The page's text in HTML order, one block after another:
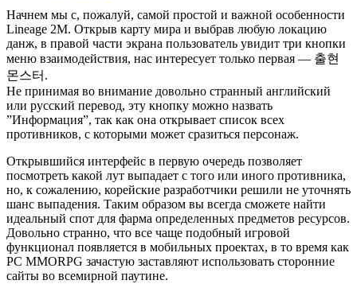
Начнем мы с, пожалуй, самой простой и важной особенности
Lineage 2M. Открыв карту мира и выбрав любую локацию
данж, в правой части экрана пользователь увидит три кнопки
меню взаимодействия, нас интересует только первая — 출현
몬스터.
Не принимая во внимание довольно странный английский
или русский перевод, эту кнопку можно назвать
”Информация”, так как она открывает список всех
противников, с которыми может сразиться персонаж.
Открывшийся интерфейс в первую очередь позволяет
посмотреть какой лут выпадает с того или иного противника,
но, к сожалению, корейские разработчики решили не уточнять
шанс выпадения. Таким образом вы всегда сможете найти
идеальный спот для фарма определенных предметов ресурсов.
Довольно странно, что все чаще подобный игровой
функционал появляется в мобильных проектах, в то время как
PC MMORPG зачастую заставляют использовать сторонние
сайты во всемирной паутине.